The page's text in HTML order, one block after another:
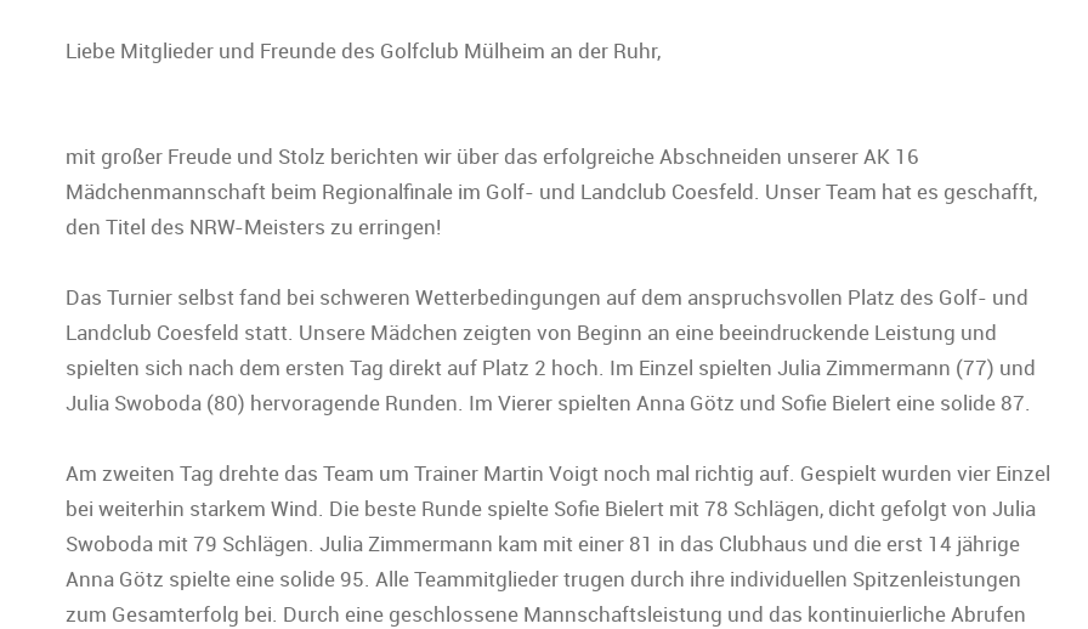
Liebe Mitglieder und Freunde des Golfclub Mülheim an der Ruhr,
mit großer Freude und Stolz berichten wir über das erfolgreiche Abschneiden unserer AK 16
Mädchenmannschaft beim Regionalfinale im Golf- und Landclub Coesfeld. Unser Team hat es geschafft,
den Titel des NRW-Meisters zu erringen!
Das Turnier selbst fand bei schweren Wetterbedingungen auf dem anspruchsvollen Platz des Golf- und
Landclub Coesfeld statt. Unsere Mädchen zeigten von Beginn an eine beeindruckende Leistung und
spielten sich nach dem ersten Tag direkt auf Platz 2 hoch. Im Einzel spielten Julia Zimmermann (77) und
Julia Swoboda (80) hervoragende Runden. Im Vierer spielten Anna Götz und Sofie Bielert eine solide 87.
Am zweiten Tag drehte das Team um Trainer Martin Voigt noch mal richtig auf. Gespielt wurden vier Einzel
bei weiterhin starkem Wind. Die beste Runde spielte Sofie Bielert mit 78 Schlägen, dicht gefolgt von Julia
Swoboda mit 79 Schlägen. Julia Zimmermann kam mit einer 81 in das Clubhaus und die erst 14 jährige
Anna Götz spielte eine solide 95. Alle Teammitglieder trugen durch ihre individuellen Spitzenleistungen
zum Gesamterfolg bei. Durch eine geschlossene Mannschaftsleistung und das kontinuierliche Abrufen